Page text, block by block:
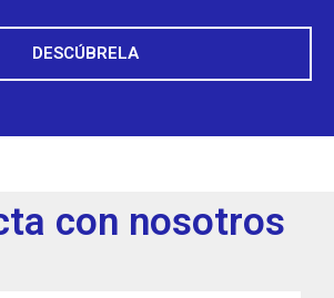
DESCÚBRELA
con nosotros